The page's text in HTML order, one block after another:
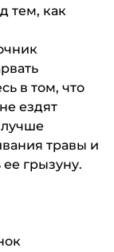
тем, как
в том, что
ездят
травы и
грызуну.